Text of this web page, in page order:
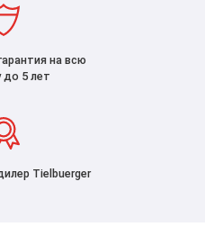
на всю
до 5 лет
Tielbuerger